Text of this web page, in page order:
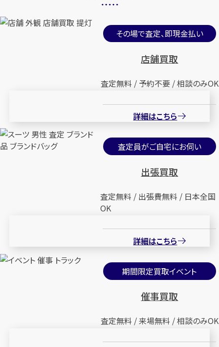
その場で査定、即現金払い
店舗買取
査定無料 / 予約不要 / 相談のみOK
詳細はこちら
査定員がご自宅にお伺い
出張買取
査定無料 / 出張費無料 / 日本全国
OK
詳細はこちら
期間限定買取イベント
催事買取
査定無料 / 来場無料 / 相談のみOK